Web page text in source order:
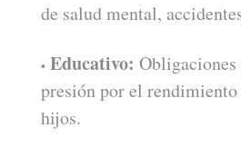
de salud mental,
Educativo: Obligaciones
presión por el rendimiento
hijos.